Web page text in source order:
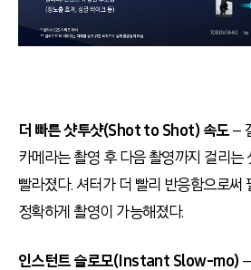
더 빠른 샷투샷(Shot to Shot) 속도–
카메라는 촬영 후 다음 촬영까지 걸리
빨라졌다. 셔터가 더 빨리 반응함으로써
정확하게 촬영이 가능해졌다.
인스턴트 슬로모(Instant Slow-mo)